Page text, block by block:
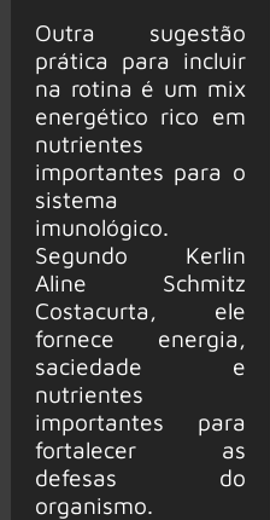
Outra sugestão
prática para incluir
na rotina é um mix
energético rico em
nutrientes
importantes para o
sistema
imunológico.
Segundo Kerlin
Aline Schmitz
Costacurta, ele
fornece energia,
saciedade e
nutrientes
importantes para
fortalecer as
defesas do
organismo.